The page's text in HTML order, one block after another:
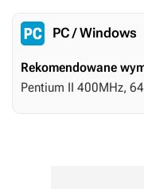
PC / Windows
Rekomendowane
Pentium II 400MHz,